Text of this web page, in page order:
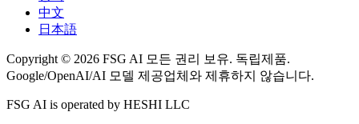
中文
日本語
Copyright © 2026 FSG AI 모든 권리 보유. 독립제품.
Google/OpenAI/AI 모델 제공업체와 제휴하지 않습니다.
FSG AI is operated by HESHI LLC